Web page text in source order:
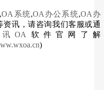
,OA系统,OA办公系统,OA办
资讯，请咨询我们客服或通
OA
软件官网了解
)